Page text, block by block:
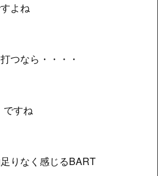
よね
つなら・・・・
ですね
りなく感じるBART